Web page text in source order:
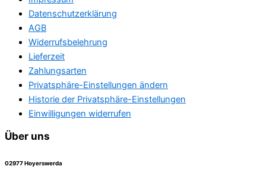
Datenschutzerklärung
AGB
Widerrufsbelehrung
Lieferzeit
Zahlungsarten
Privatsphäre-Einstellungen ändern
Historie der Privatsphäre-Einstellungen
Einwilligungen widerrufen
Über uns
02977 Hoyerswerda